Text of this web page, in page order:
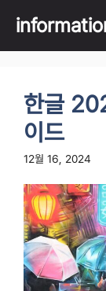
content
한글
이드
12월 16, 2024